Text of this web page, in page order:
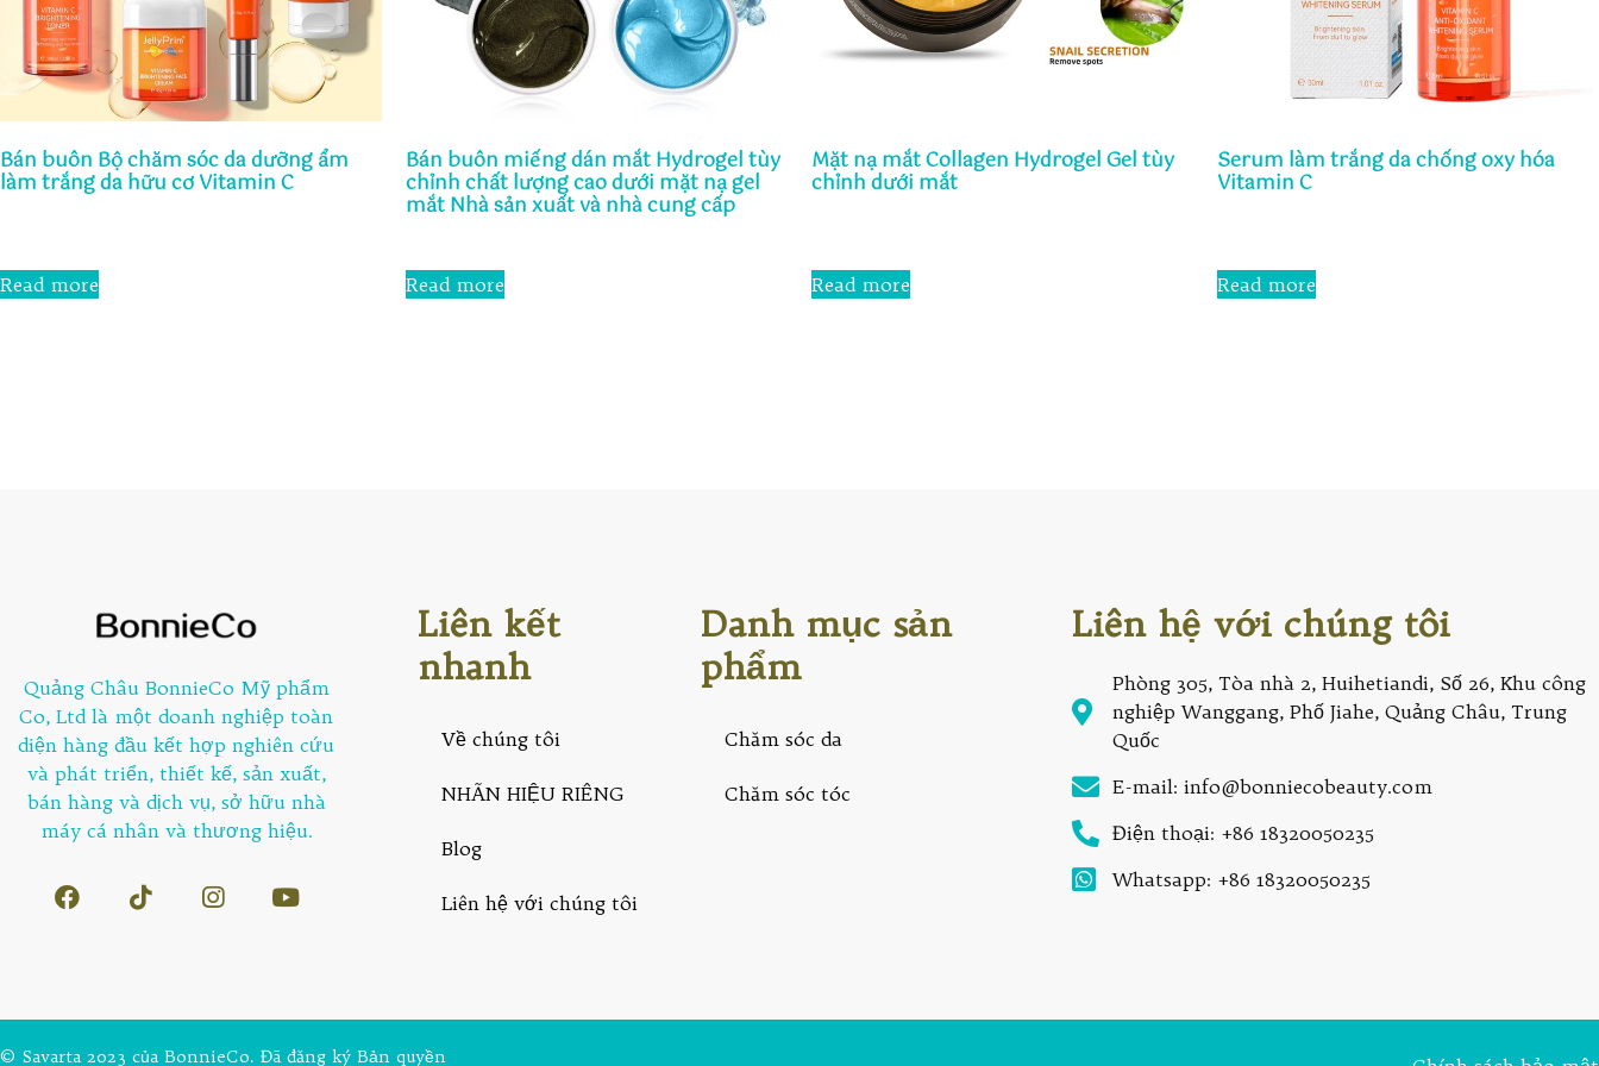
Bán buôn Bộ chăm sóc da dưỡng ẩm
làm trắng da hữu cơ Vitamin C
out
of
5
Read more
Bán buôn miếng dán mắt Hydrogel tùy
chỉnh chất lượng cao dưới mặt nạ gel
mắt Nhà sản xuất và nhà cung cấp
0
out
Read more
Mặt nạ mắt Collagen Hydrogel Gel tùy
chỉnh dưới mắt
out
of
5
Read more
Serum làm trắng da chống oxy hóa
Vitamin C
out
of
5
Read more
Quảng Châu BonnieCo Mỹ phẩm
Co, Ltd là một doanh nghiệp toàn
diện hàng đầu kết hợp nghiên cứu
và phát triển, thiết kế, sản xuất,
bán hàng và dịch vụ, sở hữu nhà
máy cá nhân và thương hiệu.
Liên kết
nhanh
Về chúng tôi
NHÃN HIỆU RIÊNG
Blog
Liên hệ với chúng tôi
Danh mục sản
phẩm
Chăm sóc da
Chăm sóc tóc
Liên hệ với chúng tôi
Phòng 305, Tòa nhà 2, Huihetiandi, Số 26, Khu công
nghiệp Wanggang, Phố Jiahe, Quảng Châu, Trung
Quốc
E-mail: info@bonniecobeauty.com
Điện thoại: +86 18320050235
Whatsapp: +86 18320050235
© Savarta 2023 của BonnieCo. Đã đăng ký Bản quyền